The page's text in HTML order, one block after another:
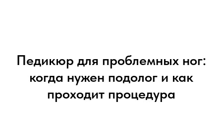
Педикюр для проблемных ног:
когда нужен подолог и как
проходит процедура